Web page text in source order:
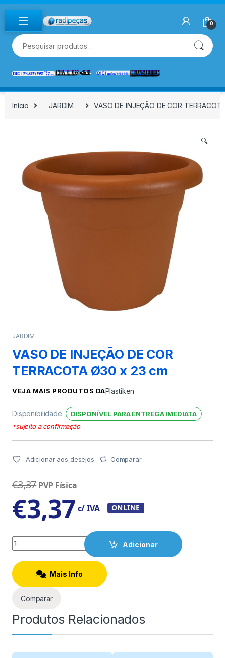
Skip to navigation
Skip to content
0
Pesquisar por:
Início JARDIM VASO DE INJEÇÃO DE COR
🔍
JARDIM
VASO DE INJEÇÃO DE COR
TERRACOTA Ø30 x 23 cm
VEJA MAIS PRODUTOS DAPlastiken
Disponibilidade:
DISPONÍVEL PARA ENTREGA IMEDIATA
*sujeito a confirmação
Adicionar aos desejos Comparar
€3,37 PVP Física
€3,37 c/ IVA ONLINE
Quantity
Adicionar
Mais Info
Comparar
Produtos Relacionados